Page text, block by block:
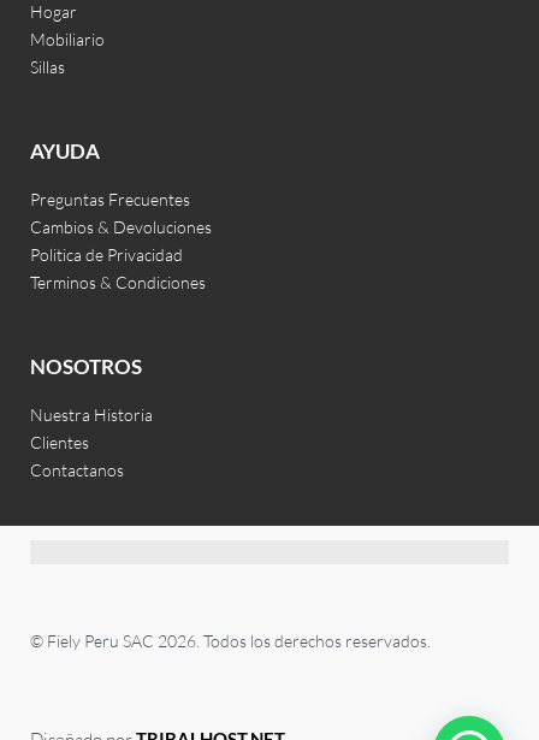
Hogar
Mobiliario
Sillas
AYUDA
Preguntas Frecuentes
Cambios & Devoluciones
Politica de Privacidad
Terminos & Condiciones
NOSOTROS
Nuestra Historia
Clientes
Contactanos
© Fiely Peru SAC 2026. Todos los derechos reservados.